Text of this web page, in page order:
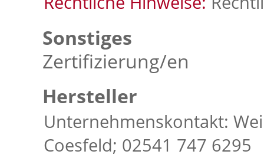
Sonstiges
Zertifizierung/en
Hersteller
Unternehmenskontakt:
Coesfeld; 02541 747 6295